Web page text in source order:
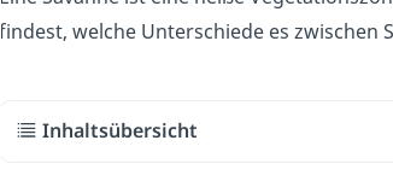
findest, welche Unterschiede es zwischen
Inhaltsübersicht